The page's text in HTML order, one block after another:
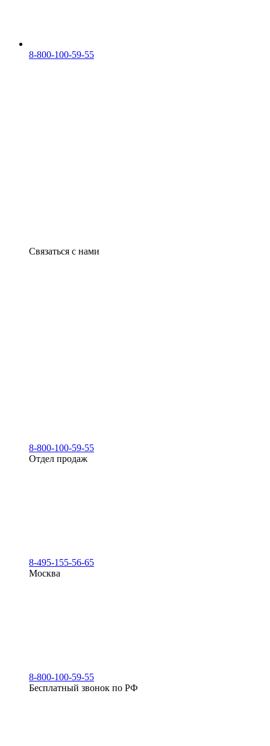
8-800-100-59-55
Связаться с нами
8-800-100-59-55
Отдел продаж
8-495-155-56-65
Москва
8-800-100-59-55
Бесплатный звонок по РФ